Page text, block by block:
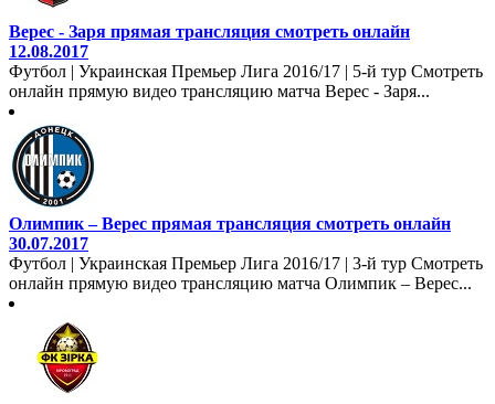
Верес - Заря прямая трансляция смотреть онлайн
12.08.2017
Футбол | Украинская Премьер Лига 2016/17 | 5-й тур Смотреть
онлайн прямую видео трансляцию матча Верес - Заря...
Олимпик – Верес прямая трансляция смотреть онлайн
30.07.2017
Футбол | Украинская Премьер Лига 2016/17 | 3-й тур Смотреть
онлайн прямую видео трансляцию матча Олимпик – Верес...